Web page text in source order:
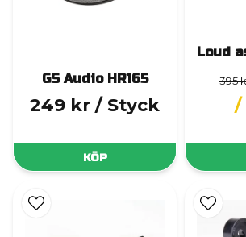
GS Audio HR165
249 kr / Styck
KÖP
Loud
395
/